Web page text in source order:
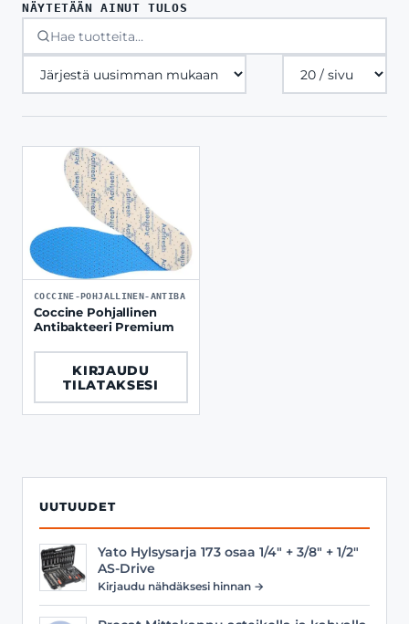
UUTUUDET
Yato Hylsysarja 173 osaa 1/4" + 3/8" + 1/2"
AS-Drive
Kirjaudu nähdäksesi hinnan →
NÄYTETÄÄN AINUT TULOS
Tuotteita
sivulla
COCCINE-POHJALLINEN-ANTIBA
Coccine Pohjallinen
Antibakteeri Premium
KIRJAUDU
TILATAKSESI